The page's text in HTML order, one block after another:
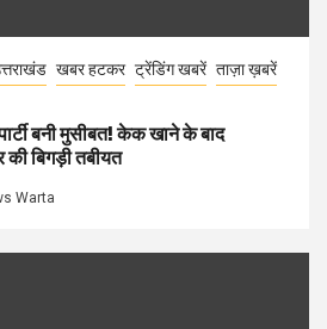
खबर हटकर ट्रेंडिंग खबरें ताज़ा ख़बरें
बनी मुसीबत! केक खाने के बाद
की बिगड़ी तबीयत
Warta